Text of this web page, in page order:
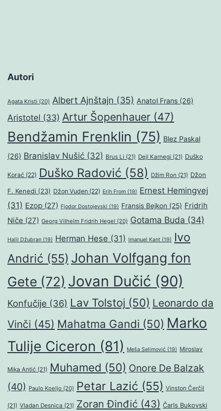
Autori
Agata Kristi (20) Albert Ajnštajn (35) Anatol Frans (26)
Aristotel (33) Artur Šopenhauer (47)
Bendžamin Frenklin (75) Blez Paskal
(26) Branislav Nušić (32) Brus Li (21) Dejl Karnegi (21) Duško
Korać (22) Duško Radović (58) Džim Ron (21) Džon
F. Kenedi (23) Džon Vuden (22) Erih From (19) Ernest Hemingvej
(31) Ezop (27) Fjodor Dostojevski (19) Fransis Bejkon (25) Fridrih
Niče (27) Georg Vilhelm Fridrih Hegel (20) Gotama Buda (34)
Halil Džubran (19) Herman Hese (31) Imanuel Kant (19)
Ivo
Andrić (55) Johan Volfgang fon
Gete (72) Jovan Dučić (90)
Konfučije (36) Lav Tolstoj (50) Leonardo da
Vinči (45) Mahatma Gandi (50) Marko
Tulije Ciceron (81) Meša Selimović (19) Miroslav
Mika Antić (21) Muhamed (50) Onore De Balzak
(40) Paulo Koeljo (20) Petar Lazić (55) Vinston Čerčil
(21) Vladan Desnica (21) Zoran Đinđić (43) Čarls Bukovski